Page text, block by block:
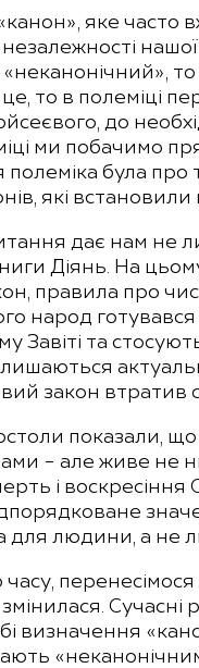
яке часто
«неканонічний»,
то в полеміці
до
ми побачимо
полеміка була
які
дає нам не
Діянь. На
правила про
народ готувався
Завіті та
закон втратив
показали, що
– але живе не
і
для людини, а не
часу,
визначення